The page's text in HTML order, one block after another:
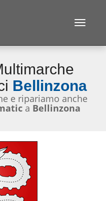
Toggle
Bellinzona
e ripariamo anche
a Bellinzona